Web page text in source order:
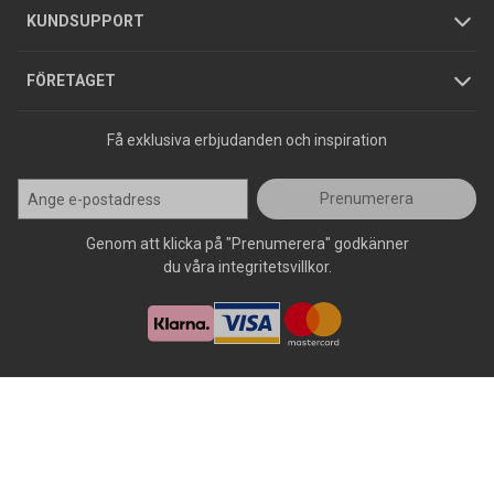
KUNDSUPPORT
Varumärken
FÖRETAGET
Jobba hos oss
Press
Få exklusiva erbjudanden och inspiration
Prenumerera
Genom att klicka på "Prenumerera" godkänner
du våra integritetsvillkor.